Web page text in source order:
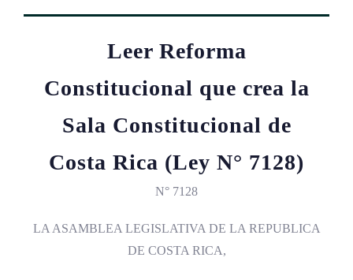
Leer Reforma
Constitucional que crea la
Sala Constitucional de
Costa Rica (Ley N° 7128)
N° 7128
LA ASAMBLEA LEGISLATIVA DE LA REPUBLICA
DE COSTA RICA,